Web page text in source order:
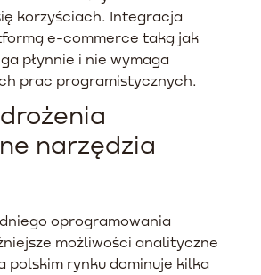
korzyściach. Integracja
e-commerce taką jak
płynnie i nie wymaga
prac programistycznych.
narzędzia
oprogramowania
możliwości analityczne
polskim rynku dominuje kilka